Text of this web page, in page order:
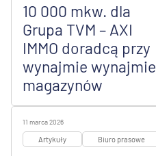
10 000 mkw. dla
Grupa TVM – AXI
IMMO doradcą przy
wynajmie wynajmie
magazynów
11 marca 2026
Artykuły Biuro prasowe